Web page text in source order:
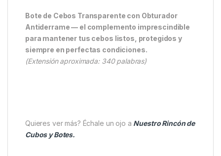
y líquidos por más tiempo, evitando la evaporación y
manteniendo la frescura del contenido. Ideal para
pescadores que buscan eficiencia, limpieza y
funcionalidad.
Bote de Cebos Transparente con Obturador